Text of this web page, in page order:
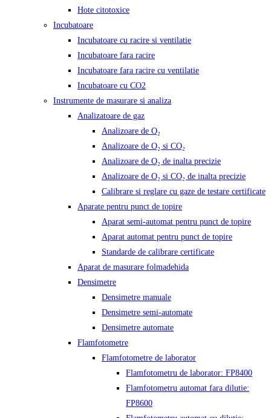
Hote citotoxice
Incubatoare
Incubatoare cu racire si ventilatie
Incubatoare fara racire
Incubatoare fara racire cu ventilatie
Incubatoare cu CO2
Instrumente de masurare si analiza
Analizatoare de gaz
Analizoare de O₂
Analizoare de O₂ si CO₂
Analizoare de O₂ de inalta precizie
Analizoare de O₂ si CO₂ de inalta precizie
Calibrare si reglare cu gaze de testare certificate
Aparate pentru punct de topire
Aparat semi-automat pentru punct de topire
Aparat automat pentru punct de topire
Standarde de calibrare certificate
Aparat de masurare folmadehida
Densimetre
Densimetre manuale
Densimetre semi-automate
Densimetre automate
Flamfotometre
Flamfotometre de laborator
Flamfotometru de laborator: FP8400
Flamfotometru automat fara dilutie:
FP8600